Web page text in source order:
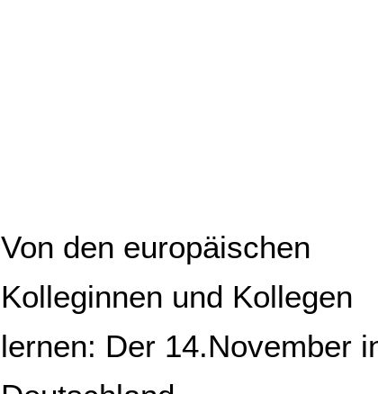
Von den europäischen
Kolleginnen und Kollegen
lernen: Der 14.November